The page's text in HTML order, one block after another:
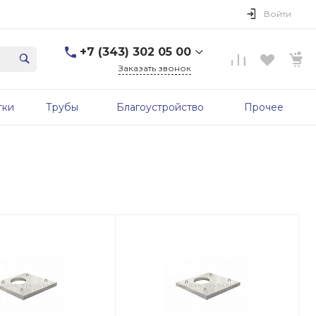
Войти
+7 (343) 302 05 00
г. Екатеринбург, ул.
Заказать звонок
Трубы Благоустройство Прочее